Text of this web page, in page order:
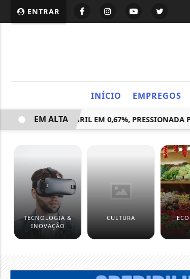
ENTRAR
INÍCIO EMPREGOS
E FECHA ABRIL EM 0,67%, PRESSIONADA POR
EM ALTA
TECNOLOGIA &
INOVAÇÃO
CULTURA